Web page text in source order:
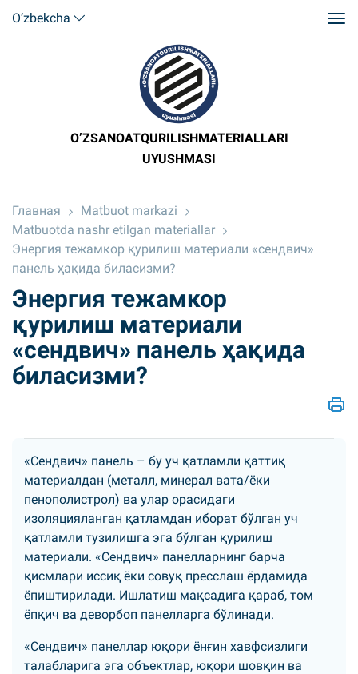
O’zbekcha
O’ZSANOATQURILISHMATERIALLARI
UYUSHMASI
Главная
Matbuot markazi
Matbuotda nashr etilgan materiallar
Энергия тежамкор қурилиш материали «сендвич»
панель ҳақида биласизми?
Энергия тежамкор
қурилиш материали
«сендвич» панель ҳақида
биласизми?
«Сендвич» панель – бу уч қатламли қаттиқ
материалдан (металл, минерал вата/ёки
пенополистрол) ва улар орасидаги
изоляцияланган қатламдан иборат бўлган уч
қатламли тузилишга эга бўлган қурилиш
материали. «Сендвич» панелларнинг барча
қисмлари иссиқ ёки совуқ пресслаш ёрдамида
ёпиштирилади. Ишлатиш мақсадига қараб, том
ёпқич ва деворбоп панелларга бўлинади.
«Сендвич» панеллар юқори ёнғин хавфсизлиги
талабларига эга объектлар, юқори шовқин ва